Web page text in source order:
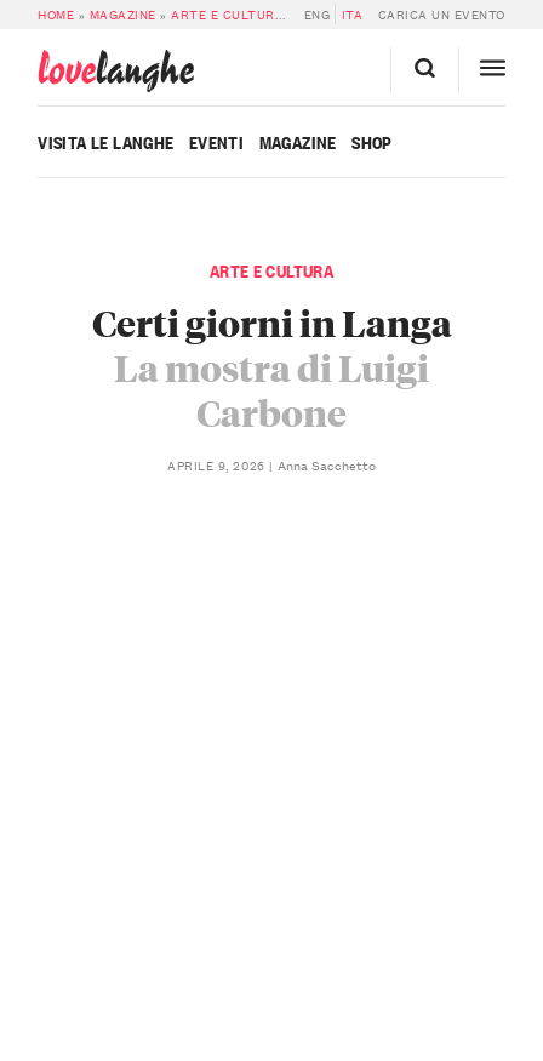
HOME » MAGAZINE »ARTE E CULTURA » CERTI GIORNI IN LANGA, LA
ENG ITA CARICA UN EVENTO
lovelanghe
VISITA LE LANGHE EVENTI MAGAZINE SHOP
ARTE E CULTURA
Certi giorni in Langa
La mostra di Luigi
Carbone
APRILE 9, 2026 Anna Sacchetto